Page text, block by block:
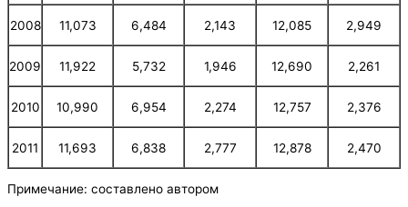
2008 11,073 6,484 2,143 12,085 2,949
2009 11,922 5,732 1,946 12,690 2,261
2010 10,990 6,954 2,274 12,757 2,376
2011 11,693 6,838 2,777 12,878 2,470
Примечание: составлено автором